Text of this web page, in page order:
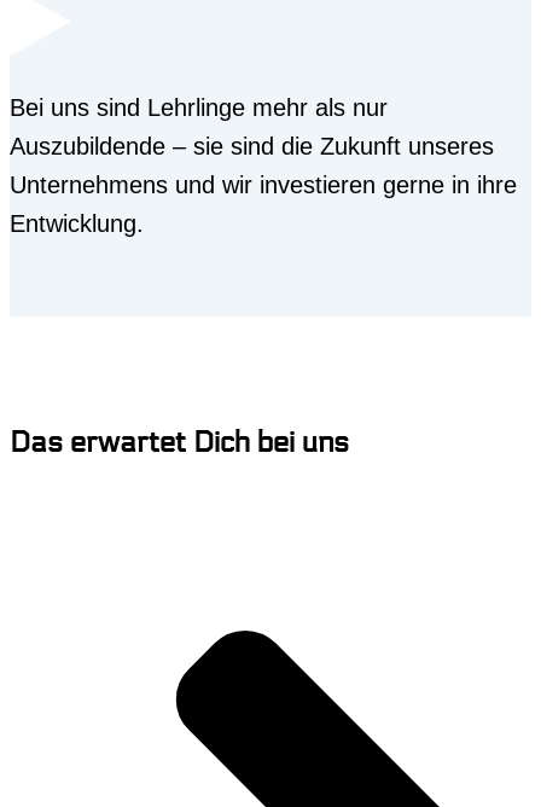
Bei uns sind Lehrlinge mehr als nur
Auszubildende – sie sind die Zukunft unseres
Unternehmens und wir investieren gerne in ihre
Entwicklung.
Das erwartet Dich bei uns